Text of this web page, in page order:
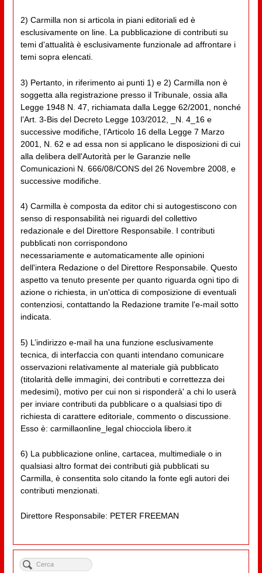
2) Carmilla non si articola in piani editoriali ed è
esclusivamente on line. La pubblicazione di contributi su
temi d'attualità è esclusivamente funzionale ad affrontare i
temi sopra elencati.
3) Pertanto, in riferimento ai punti 1) e 2) Carmilla non è
soggetta alla registrazione presso il Tribunale, ossia alla
Legge 1948 N. 47, richiamata dalla Legge 62/2001, nonché
l’Art. 3-Bis del Decreto Legge 103/2012, _N. 4_16 e
successive modifiche, l’Articolo 16 della Legge 7 Marzo
2001, N. 62 e ad essa non si applicano le disposizioni di cui
alla delibera dell'Autorità per le Garanzie nelle
Comunicazioni N. 666/08/CONS del 26 Novembre 2008, e
successive modifiche.
4) Carmilla è composta da editor chi si autogestiscono con
senso di responsabilità nei riguardi del collettivo
redazionale e del Direttore Responsabile. I contributi
pubblicati non corrispondono
necessariamente e automaticamente alle opinioni
dell'intera Redazione o del Direttore Responsabile. Questo
aspetto va tenuto presente per quanto riguarda ogni tipo di
azione o richiesta, in un'ottica di composizione di eventuali
contenziosi, contattando la Redazione tramite l'e-mail sotto
indicata.
5) L’indirizzo e-mail ha una funzione esclusivamente
tecnica, di interfaccia con quanti intendano comunicare
osservazioni relativamente al materiale già pubblicato
(titolarità delle immagini, dei contributi e correttezza dei
medesimi), motivo per cui non si risponderà' a chi lo userà
per inviare contributi da pubblicare o a qualsiasi tipo di
richiesta di carattere editoriale, commento o discussione.
Esso è: carmillaonline_legal chiocciola libero.it
6) La pubblicazione online, cartacea, multimediale o in
qualsiasi altro format dei contributi già pubblicati su
Carmilla, è consentita solo citando la fonte egli autori dei
contributi menzionati.
Direttore Responsabile: PETER FREEMAN